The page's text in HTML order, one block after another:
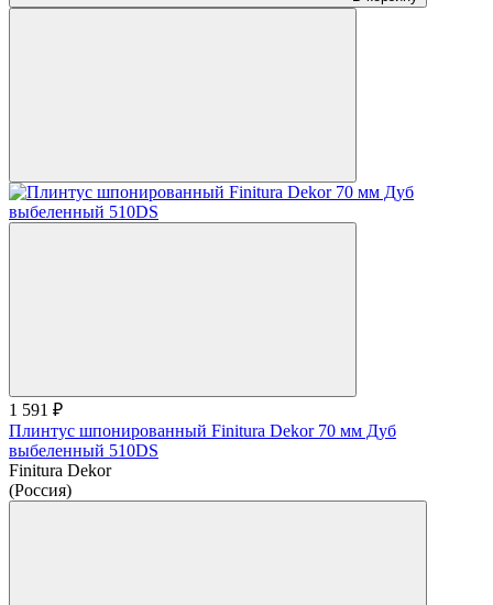
1 591 ₽
Плинтус шпонированный Finitura Dekor 70 мм Дуб
выбеленный 510DS
Finitura Dekor
(Россия)